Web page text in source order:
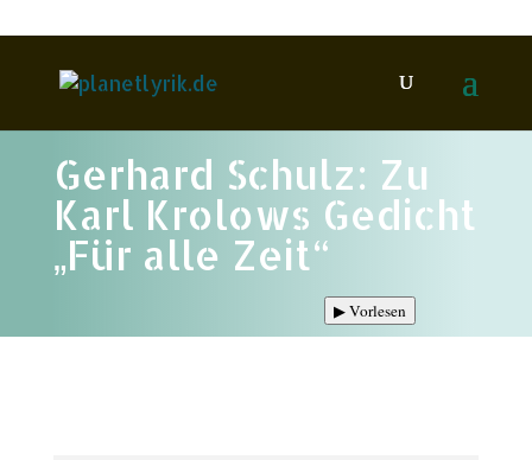
Gerhard Schulz: Zu
Karl Krolows Gedicht
„Für alle Zeit“
▶Vorlesen